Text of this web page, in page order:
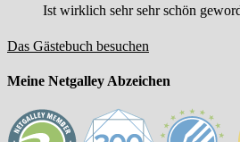
Ist wirklich sehr sehr schön
Das Gästebuch besuchen
Meine Netgalley Abzeichen